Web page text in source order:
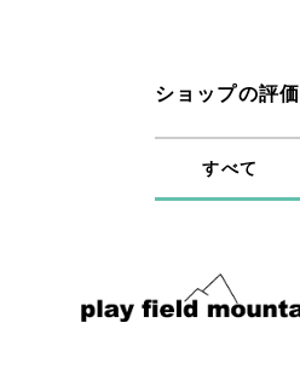
ショップの評価
すべて